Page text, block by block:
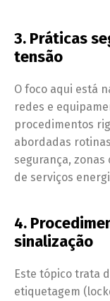
3. Práticas
tensão
O foco aqui está
redes e
procedimentos
abordadas
segurança,
de serviços
4.
sinalização
Este tópico trata
etiquetagem